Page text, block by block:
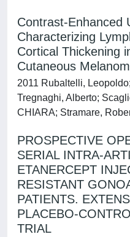
Contrast-Enhanced
Characterizing
Cortical Thickening
Cutaneous
2011 Rubaltelli,
Tregnaghi, Alberto;
CHIARA; Stramare,
PROSPECTIVE
SERIAL INTRA-
ETANERCEPT
RESISTANT
PATIENTS.
PLACEBO-
TRIAL